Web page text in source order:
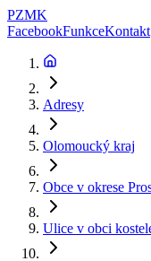
PZMK
FacebookFunkceKontakt
Adresy
Olomoucký kraj
Obce v okrese
Ulice v obci